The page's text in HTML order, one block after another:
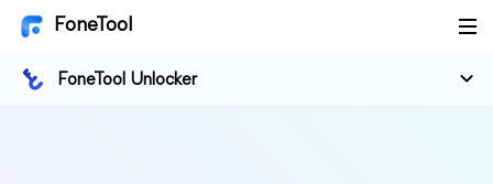
FoneTool
FoneTool Unlocker